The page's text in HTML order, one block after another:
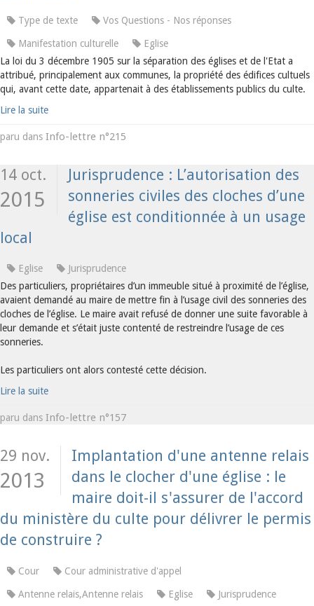
Type de texte Vos Questions - Nos réponses
Manifestation culturelle
Eglise
La loi du 3 décembre 1905 sur la séparation des églises et de l'Etat a
attribué, principalement aux communes, la propriété des édifices cultuels
qui, avant cette date, appartenait à des établissements publics du culte.
Lire la suite
paru dans Info-lettre n°215
14 oct.
2015
Jurisprudence : L’autorisation des
sonneries civiles des cloches d’une
église est conditionnée à un usage
local
Eglise
Jurisprudence
Des particuliers, propriétaires d’un immeuble situé à proximité de l’église,
avaient demandé au maire de mettre fin à l’usage civil des sonneries des
cloches de l’église. Le maire avait refusé de donner une suite favorable à
leur demande et s’était juste contenté de restreindre l’usage de ces
sonneries.
Les particuliers ont alors contesté cette décision.
Lire la suite
paru dans Info-lettre n°157
29 nov.
2013
Implantation d'une antenne relais
dans le clocher d'une église : le
maire doit-il s'assurer de l'accord
du ministère du culte pour délivrer le permis
de construire ?
Cour Cour administrative d'appel
Antenne relais,Antenne relais Eglise Jurisprudence